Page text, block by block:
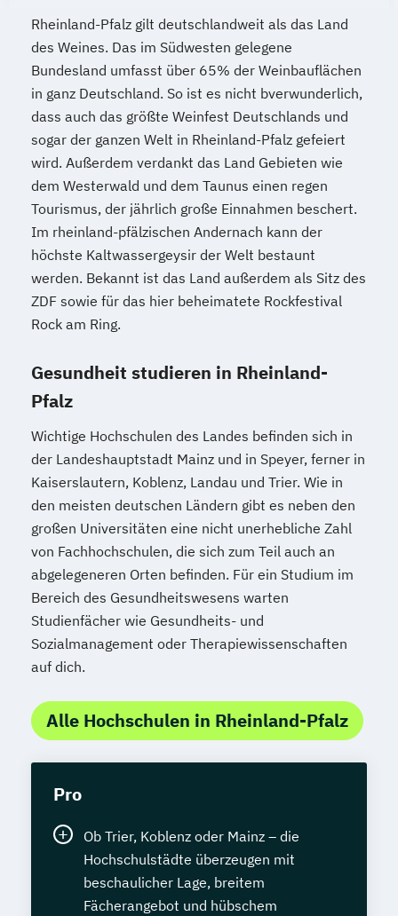
Rheinland-Pfalz gilt deutschlandweit als das Land
des Weines. Das im Südwesten gelegene
Bundesland umfasst über 65% der Weinbauflächen
in ganz Deutschland. So ist es nicht bverwunderlich,
dass auch das größte Weinfest Deutschlands und
sogar der ganzen Welt in Rheinland-Pfalz gefeiert
wird. Außerdem verdankt das Land Gebieten wie
dem Westerwald und dem Taunus einen regen
Tourismus, der jährlich große Einnahmen beschert.
Im rheinland-pfälzischen Andernach kann der
höchste Kaltwassergeysir der Welt bestaunt
werden. Bekannt ist das Land außerdem als Sitz des
ZDF sowie für das hier beheimatete Rockfestival
Rock am Ring.
Gesundheit studieren in Rheinland-
Pfalz
Wichtige Hochschulen des Landes befinden sich in
der Landeshauptstadt Mainz und in Speyer, ferner in
Kaiserslautern, Koblenz, Landau und Trier. Wie in
den meisten deutschen Ländern gibt es neben den
großen Universitäten eine nicht unerhebliche Zahl
von Fachhochschulen, die sich zum Teil auch an
abgelegeneren Orten befinden. Für ein Studium im
Bereich des Gesundheitswesens warten
Studienfächer wie Gesundheits- und
Sozialmanagement oder Therapiewissenschaften
auf dich.
Alle Hochschulen in Rheinland-Pfalz
Pro
Ob Trier, Koblenz oder Mainz – die
Hochschulstädte überzeugen mit
beschaulicher Lage, breitem
Fächerangebot und hübschem